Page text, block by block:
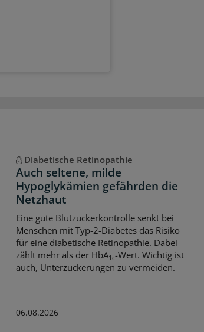
Diabetische Retinopathie
Auch seltene, milde
Hypoglykämien gefährden die
Netzhaut
Eine gute Blutzuckerkontrolle senkt bei
Menschen mit Typ-2-Diabetes das Risiko
für eine diabetische Retinopathie. Dabei
zählt mehr als der HbA1c-Wert. Wichtig ist
auch, Unterzuckerungen zu vermeiden.
06.08.2026